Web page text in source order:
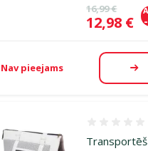
Oriģinālā
16,99 €
Cena
12,98 €
Nav pieejams